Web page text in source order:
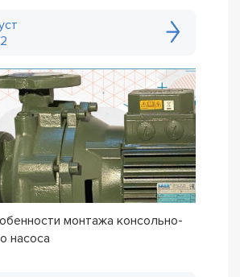
монтажа консольно-
насоса